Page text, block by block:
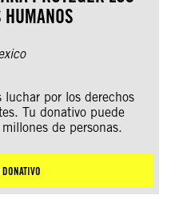
HUMANOS
luchar por los derechos
Tu donativo puede
de personas.